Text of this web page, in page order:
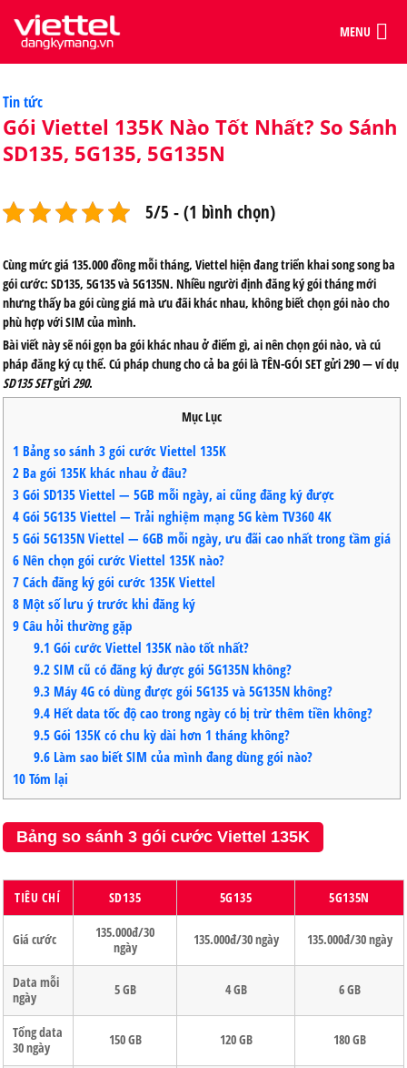
MENU
Categories
Tin tức
Gói Viettel 135K Nào Tốt Nhất? So Sánh
SD135, 5G135, 5G135N
5/5 - (1 bình chọn)
Cùng mức giá 135.000 đồng mỗi tháng, Viettel hiện đang triển khai song song ba
gói cước: SD135, 5G135 và 5G135N. Nhiều người định đăng ký gói tháng mới
nhưng thấy ba gói cùng giá mà ưu đãi khác nhau, không biết chọn gói nào cho
phù hợp với SIM của mình.
Bài viết này sẽ nói gọn ba gói khác nhau ở điểm gì, ai nên chọn gói nào, và cú
pháp đăng ký cụ thể. Cú pháp chung cho cả ba gói là TÊN-GÓI SETgửi290— ví dụ
SD135 SETgửi290.
Mục Lục
1 Bảng so sánh 3 gói cước Viettel 135K
2 Ba gói 135K khác nhau ở đâu?
3 Gói SD135 Viettel — 5GB mỗi ngày, ai cũng đăng ký được
4 Gói 5G135 Viettel — Trải nghiệm mạng 5G kèm TV360 4K
5 Gói 5G135N Viettel — 6GB mỗi ngày, ưu đãi cao nhất trong tầm giá
6 Nên chọn gói cước Viettel 135K nào?
7 Cách đăng ký gói cước 135K Viettel
8 Một số lưu ý trước khi đăng ký
9 Câu hỏi thường gặp
9.1 Gói cước Viettel 135K nào tốt nhất?
9.2SIM cũ có đăng ký được gói 5G135N không?
9.3Máy 4G có dùng được gói 5G135 và 5G135N không?
9.4Hết data tốc độ cao trong ngày có bị trừ thêm tiền không?
9.5Gói 135K có chu kỳ dài hơn 1 tháng không?
9.6Làm sao biết SIM của mình đang dùng gói nào?
10 Tóm lại
Bảng so sánh 3 gói cước Viettel 135K
TIÊU CHÍ SD135 5G135 5G135N
Giá cước
135.000đ/30
ngày
135.000đ/30 ngày 135.000đ/30 ngày
Data mỗi
ngày
5 GB 4 GB 6 GB
Tổng data
30 ngày
150 GB 120 GB 180 GB